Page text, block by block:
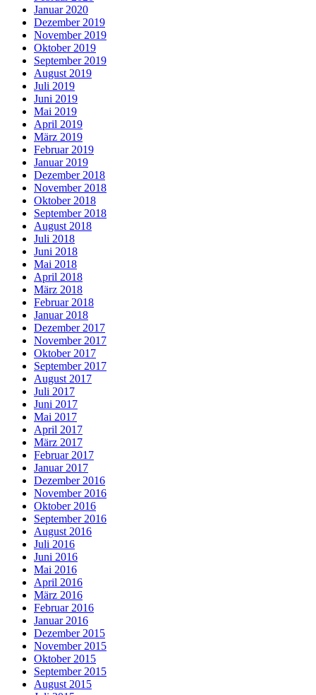
Januar 2020
Dezember 2019
November 2019
Oktober 2019
September 2019
August 2019
Juli 2019
Juni 2019
Mai 2019
April 2019
März 2019
Februar 2019
Januar 2019
Dezember 2018
November 2018
Oktober 2018
September 2018
August 2018
Juli 2018
Juni 2018
Mai 2018
April 2018
März 2018
Februar 2018
Januar 2018
Dezember 2017
November 2017
Oktober 2017
September 2017
August 2017
Juli 2017
Juni 2017
Mai 2017
April 2017
März 2017
Februar 2017
Januar 2017
Dezember 2016
November 2016
Oktober 2016
September 2016
August 2016
Juli 2016
Juni 2016
Mai 2016
April 2016
März 2016
Februar 2016
Januar 2016
Dezember 2015
November 2015
Oktober 2015
September 2015
August 2015